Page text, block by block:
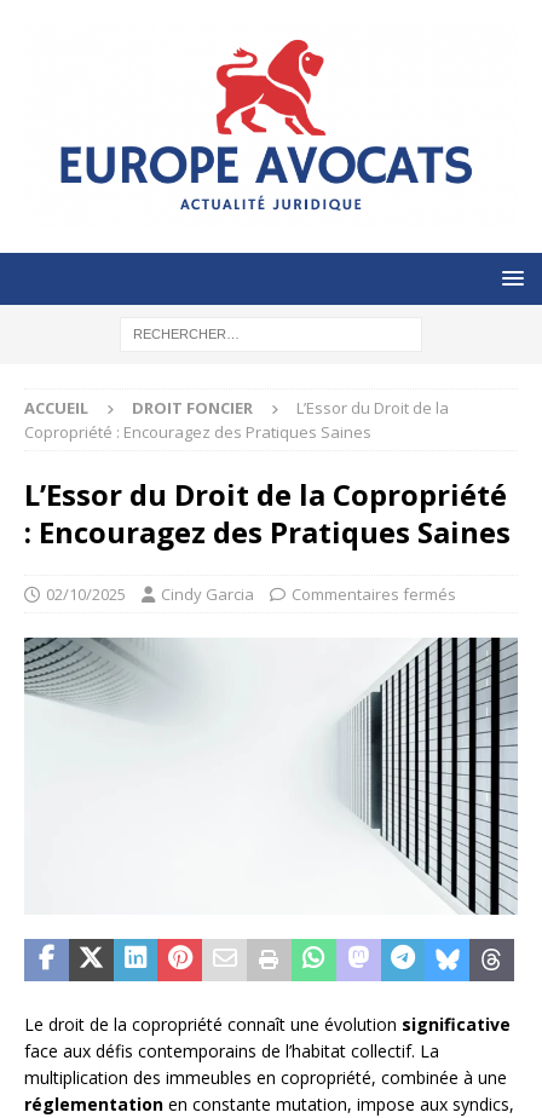
ACCUEIL DROIT FONCIER
L’Essor du Droit de la
Copropriété : Encouragez des Pratiques Saines
L’Essor du Droit de la Copropriété
: Encouragez des Pratiques Saines
02/10/2025 Cindy Garcia Commentaires fermés
Le droit de la copropriété connaît une évolution significative
face aux défis contemporains de l’habitat collectif. La
multiplication des immeubles en copropriété, combinée à une
réglementation en constante mutation, impose aux syndics,